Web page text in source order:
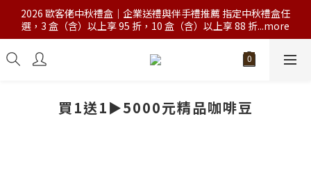
2026 歐客佬中秋禮盒｜企業送禮與伴手禮推薦 指定中秋禮盒任
選，3 盒（含）以上享 95 折，10 盒（含）以上享 88 折...more
買1送1►5000元精品咖啡豆